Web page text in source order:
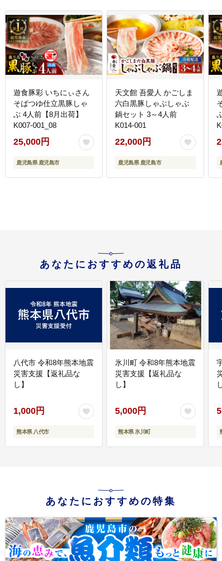
遊食豚彩 いちにぃさん
そばつゆ仕立黒豚しゃ
ぶ 4人前【8月出荷】
K007-001_08
25,000円
鹿児島県 鹿児島市
天文館 吾愛人 かごしま
六白黒豚しゃぶしゃぶ
鍋セット 3～4人前
K014-001
22,000円
鹿児島県 鹿児島市
あなたにおすすめの返礼品
八代市 令和8年熊本地震
災害支援【返礼品な
し】
1,000円
熊本県 八代市
氷川町 令和8年熊本地震
災害支援【返礼品な
し】
5,000円
熊本県 氷川町
あなたにおすすめの特集